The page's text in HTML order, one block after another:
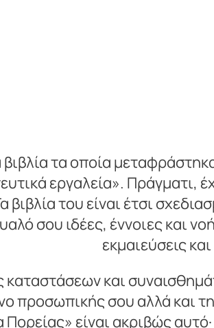
τα οποία
εργαλεία».
του είναι έτσι
σου ιδέες, έννοιες και
εκμαιεύσεις
και
προσωπικής σου αλλά και
Πορείας» είναι ακριβώς